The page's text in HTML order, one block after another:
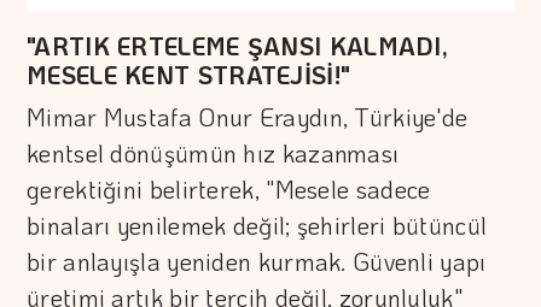
"ARTIK ERTELEME ŞANSI KALMADI,
MESELE KENT STRATEJİSİ!"
Mimar Mustafa Onur Eraydın, Türkiye'de
kentsel dönüşümün hız kazanması
gerektiğini belirterek, "Mesele sadece
binaları yenilemek değil; şehirleri bütüncül
bir anlayışla yeniden kurmak. Güvenli yapı
üretimi artık bir tercih değil, zorunluluk"